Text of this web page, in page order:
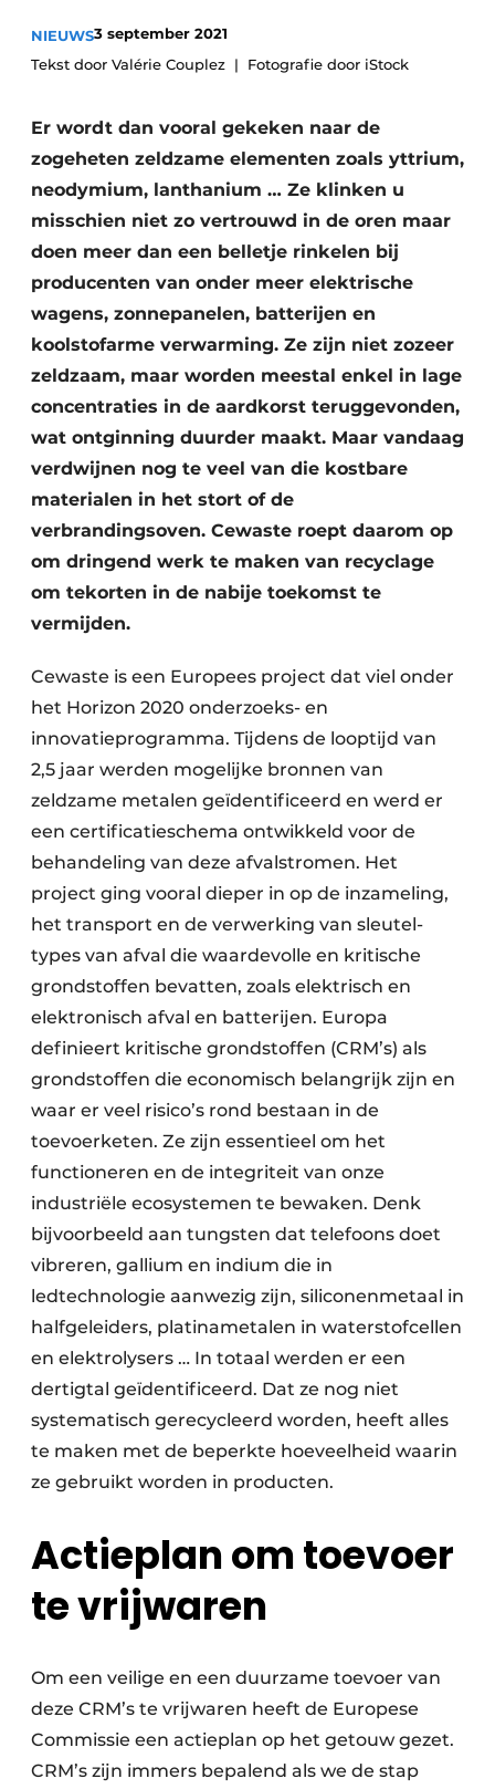
Vacature aanmelden
Video’s
Kranen
Recyclinginstallaties
Detectieapparatuur
Persen
Stofbeheersing
Uitrustingsstukken
Shredders
Transportbanden
Zeven & Brekers
Bedrijfsafval
Bouw & Sloopafval
Glasrecyclage
Houtafval
Kunststofafval
Medisch afval
Metaalrecyclage
Papierafval
Textielrecyclage
NIEUWS3 september 2021
Tekst door Valérie Couplez
Fotografie door iStock
Er wordt dan vooral gekeken naar de
zogeheten zeldzame elementen zoals yttrium,
neodymium, lanthanium … Ze klinken u
misschien niet zo vertrouwd in de oren maar
doen meer dan een belletje rinkelen bij
producenten van onder meer elektrische
wagens, zonnepanelen, batterijen en
koolstofarme verwarming. Ze zijn niet zozeer
zeldzaam, maar worden meestal enkel in lage
concentraties in de aardkorst teruggevonden,
wat ontginning duurder maakt. Maar vandaag
verdwijnen nog te veel van die kostbare
materialen in het stort of de
verbrandingsoven. Cewaste roept daarom op
om dringend werk te maken van recyclage
om tekorten in de nabije toekomst te
vermijden.
Cewaste is een Europees project dat viel onder
het Horizon 2020 onderzoeks- en
innovatieprogramma. Tijdens de looptijd van
2,5 jaar werden mogelijke bronnen van
zeldzame metalen geïdentificeerd en werd er
een certificatieschema ontwikkeld voor de
behandeling van deze afvalstromen. Het
project ging vooral dieper in op de inzameling,
het transport en de verwerking van sleutel­
types van afval die waardevolle en kritische
grondstoffen bevatten, zoals elektrisch en
elektronisch afval en batterijen. Europa
definieert kritische grondstoffen (CRM’s) als
grondstoffen die economisch belangrijk zijn en
waar er veel risico’s rond bestaan in de
toevoerketen. Ze zijn essentieel om het
functioneren en de integriteit van onze
industriële ecosystemen te bewaken. Denk
bijvoorbeeld aan tungsten dat telefoons doet
vibreren, gallium en indium die in
ledtechnologie aanwezig zijn, siliconenmetaal in
halfgeleiders, platinametalen in waterstofcellen
en elektrolysers … In totaal werden er een
dertigtal geïdentificeerd. Dat ze nog niet
systematisch gerecycleerd worden, heeft alles
te maken met de beperkte hoeveelheid waarin
ze gebruikt worden in producten.
Actieplan om toevoer
te vrijwaren
Om een veilige en een duurzame toevoer van
deze CRM’s te vrijwaren heeft de Europese
Commissie een actieplan op het getouw gezet.
CRM’s zijn immers bepalend als we de stap